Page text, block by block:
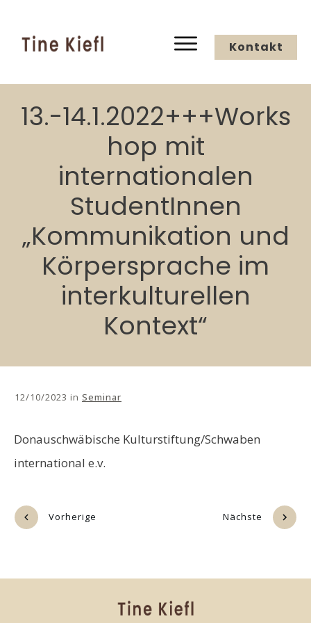
Kontakt
13.-14.1.2022+++Works
hop mit
internationalen
StudentInnen
„Kommunikation und
Körpersprache im
interkulturellen
Kontext“
12/10/2023 in Seminar
Donauschwäbische Kulturstiftung/Schwaben
international e.v.
Vorherige Nächste